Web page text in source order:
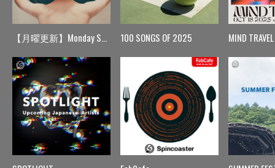
【月曜更新】Monday Spin 100 SONGS OF 2025 MIND TRAVEL